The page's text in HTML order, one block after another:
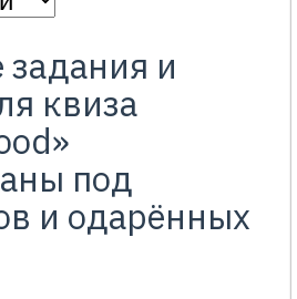
и
квиза
под
и одарённых